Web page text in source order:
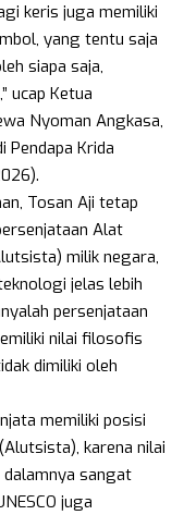
keris juga memiliki
yang tentu saja
siapa saja,
ucap Ketua
Nyoman Angkasa,
Pendapa Krida
Tosan Aji tetap
Alat
milik negara,
jelas lebih
persenjataan
nilai filosofis
dimiliki oleh
memiliki posisi
karena nilai
sangat
juga